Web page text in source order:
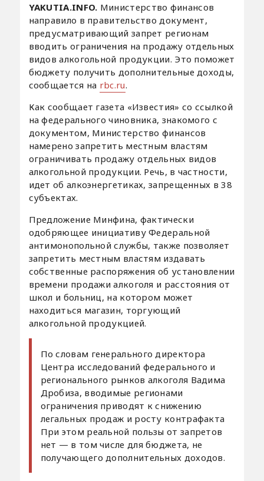
YAKUTIA.INFO. Министерство финансов
направило в правительство документ,
предусматривающий запрет регионам
вводить ограничения на продажу отдельных
видов алкогольной продукции. Это поможет
бюджету получить дополнительные доходы,
сообщается на rbc.ru.
Как сообщает газета «Известия» со ссылкой
на федерального чиновника, знакомого с
документом, Министерство финансов
намерено запретить местным властям
ограничивать продажу отдельных видов
алкогольной продукции. Речь, в частности,
идет об алкоэнергетиках, запрещенных в 38
субъектах.
Предложение Минфина, фактически
одобряющее инициативу Федеральной
антимонопольной службы, также позволяет
запретить местным властям издавать
собственные распоряжения об установлении
времени продажи алкоголя и расстояния от
школ и больниц, на котором может
находиться магазин, торгующий
алкогольной продукцией.
По словам генерального директора
Центра исследований федерального и
регионального рынков алкоголя Вадима
Дробиза, вводимые регионами
ограничения приводят к снижению
легальных продаж и росту контрафакта
При этом реальной пользы от запретов
нет — в том числе для бюджета, не
получающего дополнительных доходов.